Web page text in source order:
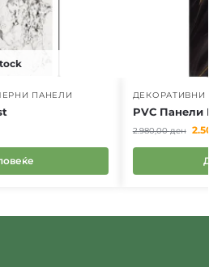
ПАНЕЛИ
PVC Панели
2.980,00ден